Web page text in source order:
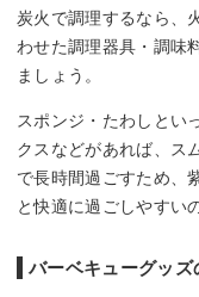
炭火で調理するなら、
わせた調理器具・調味
ましょう。
スポンジ・たわしとい
クスなどがあれば、ス
で長時間過ごすため、
と快適に過ごしやすい
バーベキューグッズ